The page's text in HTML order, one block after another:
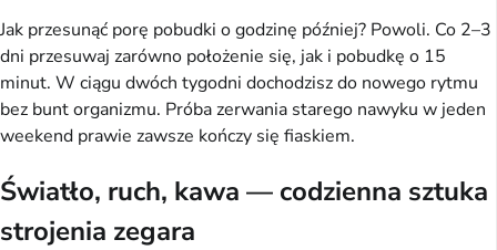
Jak przesunąć porę pobudki o godzinę później? Powoli. Co 2–3
dni przesuwaj zarówno położenie się, jak i pobudkę o 15
minut. W ciągu dwóch tygodni dochodzisz do nowego rytmu
bez bunt organizmu. Próba zerwania starego nawyku w jeden
weekend prawie zawsze kończy się fiaskiem.
Światło, ruch, kawa — codzienna sztuka
strojenia zegara